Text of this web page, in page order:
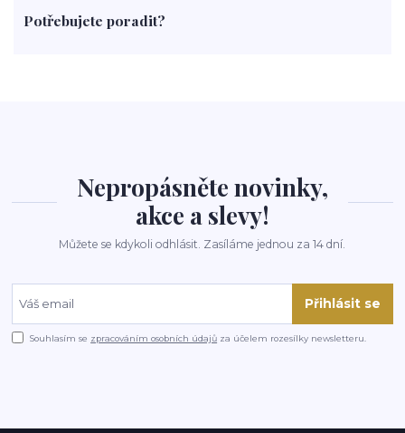
rohlíky
grilování čaj
Potřebujete poradit?
Nepropásněte novinky,
akce a slevy!
Můžete se kdykoli odhlásit. Zasíláme jednou za 14 dní.
Přihlásit se
Souhlasím se zpracováním osobních údajů za účelem rozesílky newsletteru.